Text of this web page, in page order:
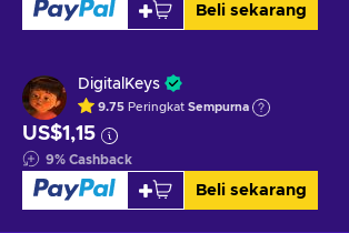
Beli sekarang
DigitalKeys
9.75 Peringkat Sempurna
US$1,15
9% Cashback
Beli sekarang